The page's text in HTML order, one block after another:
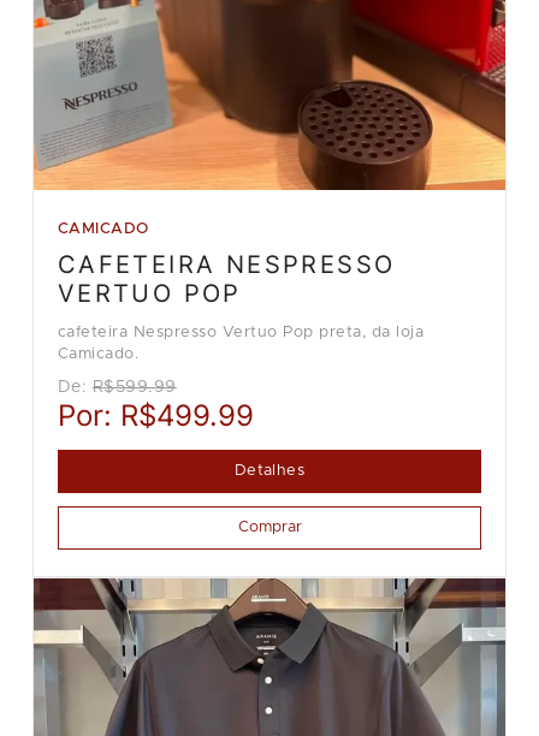
CAMICADO
CAFETEIRA NESPRESSO
VERTUO POP
cafeteira Nespresso Vertuo Pop preta, da loja
Camicado.
De: R$599.99
Por: R$499.99
Detalhes
Comprar